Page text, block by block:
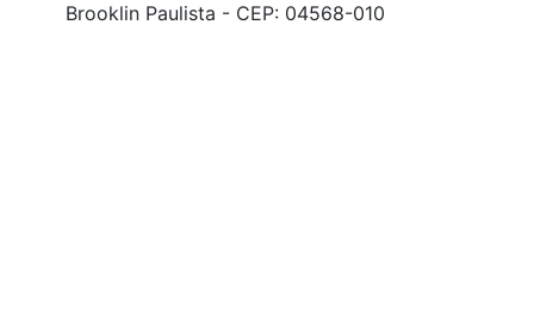
Brooklin Paulista - CEP: 04568-010